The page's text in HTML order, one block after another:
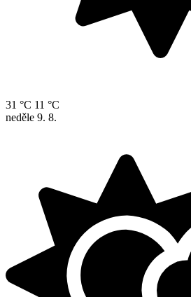
31 °C 11 °C
neděle 9. 8.